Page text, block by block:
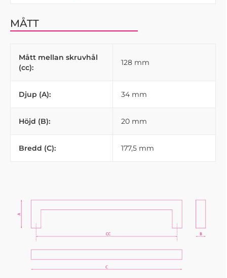
MÅTT
Mått mellan skruvhål
(cc):
128 mm
Djup (A): 34 mm
Höjd (B): 20 mm
Bredd (C): 177,5 mm